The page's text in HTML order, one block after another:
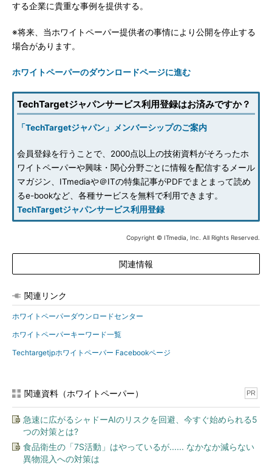
する企業に貴重な事例を提供する。
※将来、当ホワイトペーパー提供者の事情により公開を停止する
場合があります。
ホワイトペーパーのダウンロードページに進む
TechTargetジャパンサービス利用登録はお済みですか？
「TechTargetジャパン」メンバーシップのご案内
会員登録を行うことで、2000点以上の技術資料がそろったホ
ワイトペーパーや興味・関心分野ごとに情報を配信するメール
マガジン、ITmediaや＠ITの特集記事がPDFでまとまって読め
るe-bookなど、各種サービスを無料で利用できます。
TechTargetジャパンサービス利用登録
Copyright © ITmedia, Inc. All Rights Reserved.
関連情報
関連リンク
ホワイトペーパーダウンロードセンター
ホワイトペーパーキーワード一覧
Techtargetjpホワイトペーパー Facebookページ
関連資料（ホワイトペーパー） PR
急速に広がるシャドーAIのリスクを回避、今すぐ始められる5
つの対策とは?
食品衛生の「7S活動」はやっているが...... なかなか減らない
異物混入への対策は